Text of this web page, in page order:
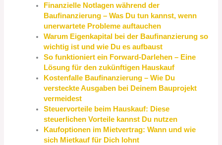
Finanzielle Notlagen während der
Baufinanzierung – Was Du tun kannst, wenn
unerwartete Probleme auftauchen
Warum Eigenkapital bei der Baufinanzierung so
wichtig ist und wie Du es aufbaust
So funktioniert ein Forward-Darlehen – Eine
Lösung für den zukünftigen Hauskauf
Kostenfalle Baufinanzierung – Wie Du
versteckte Ausgaben bei Deinem Bauprojekt
vermeidest
Steuervorteile beim Hauskauf: Diese
steuerlichen Vorteile kannst Du nutzen
Kaufoptionen im Mietvertrag: Wann und wie
sich Mietkauf für Dich lohnt